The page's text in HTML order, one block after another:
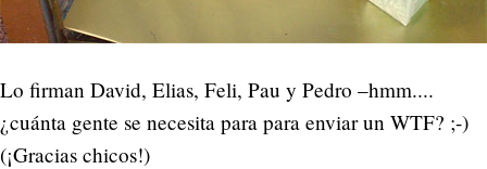
Lo firman David, Elias, Feli, Pau y Pedro –hmm....
¿cuánta gente se necesita para para enviar un WTF? ;-)
(¡Gracias chicos!)